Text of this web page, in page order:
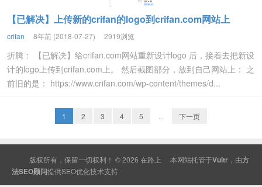
【已解决】上传新的crifan的logo到crifan.com网站上
crifan 8年前 (2018-07-27) 2919浏览
折腾： 【已解决】给crifan.com网站重新设计logo 后，接着去把新设
计的logo上传到crifan.com上。 然后截图部分，放到自己网站上： 之
前旧的是： https://www.crifan.com/wp-content/themes/d...
1 2 3 4 5 下一页
版权所有，保留一切权利！ © 2026 在路上 本网站托管于Vultr ，由方
法SEO顾问提供SEO优化技术支持